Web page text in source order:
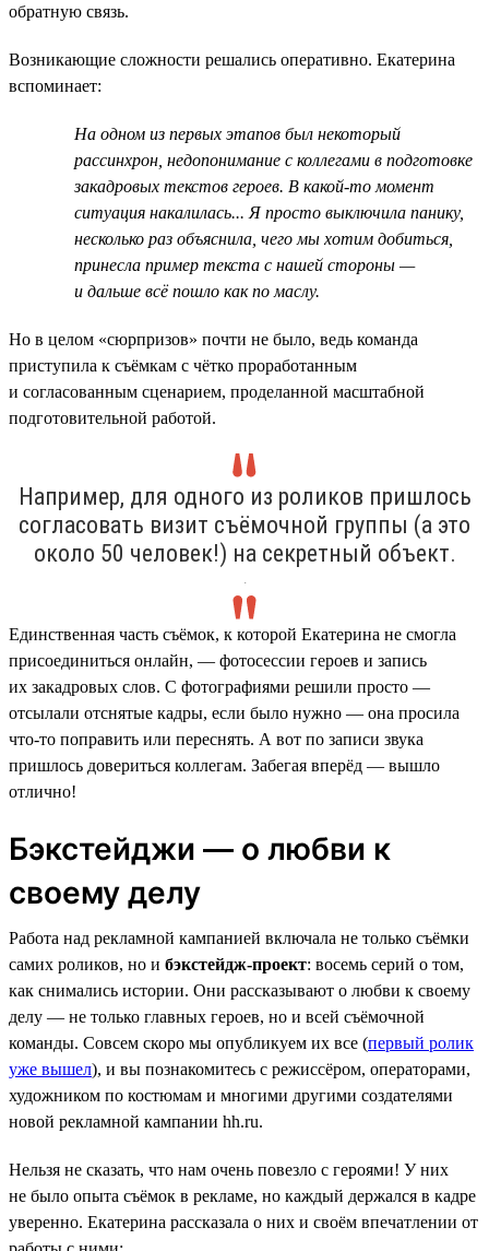
обратную связь.
Возникающие сложности решались оперативно. Екатерина
вспоминает:
На одном из первых этапов был некоторый
рассинхрон, недопонимание с коллегами в подготовке
закадровых текстов героев. В какой-то момент
ситуация накалилась... Я просто выключила панику,
несколько раз объяснила, чего мы хотим добиться,
принесла пример текста с нашей стороны —
и дальше всё пошло как по маслу.
Но в целом «сюрпризов» почти не было, ведь команда
приступила к съёмкам с чётко проработанным
и согласованным сценарием, проделанной масштабной
подготовительной работой.
Например, для одного из роликов пришлось
согласовать визит съёмочной группы (а это
около 50 человек!) на секретный объект.
.
Единственная часть съёмок, к которой Екатерина не смогла
присоединиться онлайн, — фотосессии героев и запись
их закадровых слов. С фотографиями решили просто —
отсылали отснятые кадры, если было нужно — она просила
что-то поправить или переснять. А вот по записи звука
пришлось довериться коллегам. Забегая вперёд — вышло
отлично!
Бэкстейджи — о любви к
своему делу
Работа над рекламной кампанией включала не только съёмки
самих роликов, но и бэкстейдж-проект: восемь серий о том,
как снимались истории. Они рассказывают о любви к своему
делу — не только главных героев, но и всей съёмочной
команды. Совсем скоро мы опубликуем их все (первый ролик
уже вышел), и вы познакомитесь с режиссёром, операторами,
художником по костюмам и многими другими создателями
новой рекламной кампании hh.ru.
Нельзя не сказать, что нам очень повезло с героями! У них
не было опыта съёмок в рекламе, но каждый держался в кадре
уверенно. Екатерина рассказала о них и своём впечатлении от